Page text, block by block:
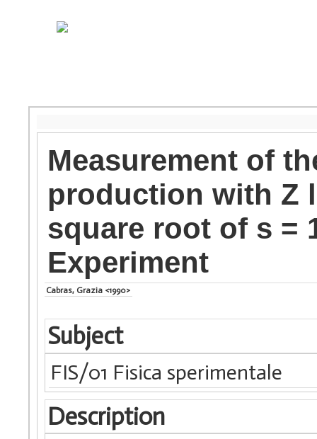
Measurement of
production with Z
square root of s =
Experiment
Cabras, Grazia <1990>
Subject
FIS/01 Fisica sperimentale
Description